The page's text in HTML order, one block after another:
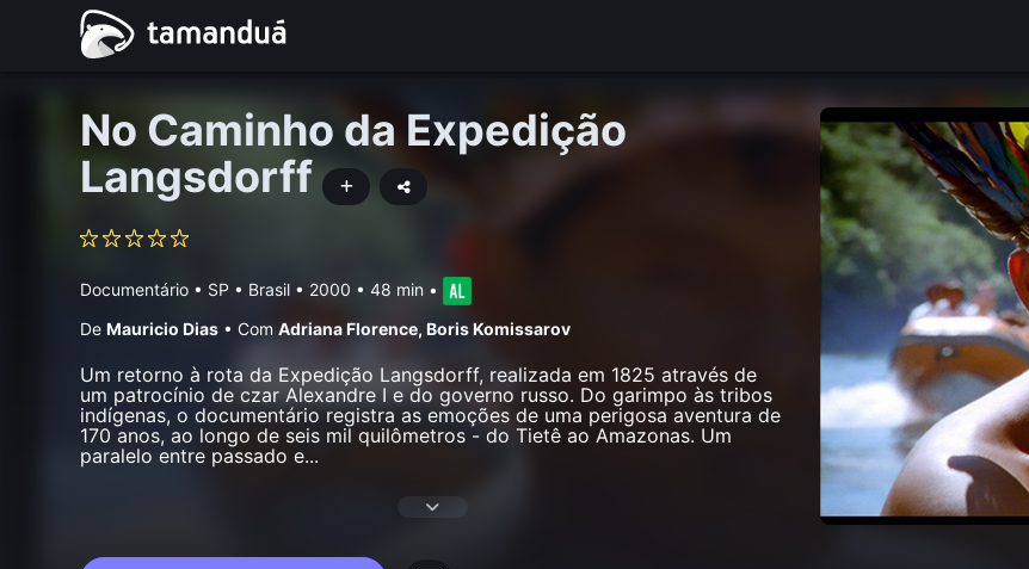
No Caminho da Expedição
Langsdorff
Documentário • SP • Brasil • 2000 • 48 min •
DeMauricio Dias •ComAdriana Florence,Boris Komissarov
Um retorno à rota da Expedição Langsdorff, realizada em 1825 através de
um patrocínio de czar Alexandre I e do governo russo. Do garimpo às tribos
indígenas, o documentário registra as emoções de uma perigosa aventura de
170 anos, ao longo de seis mil quilômetros - do Tietê ao Amazonas. Um
paralelo entre passado e...